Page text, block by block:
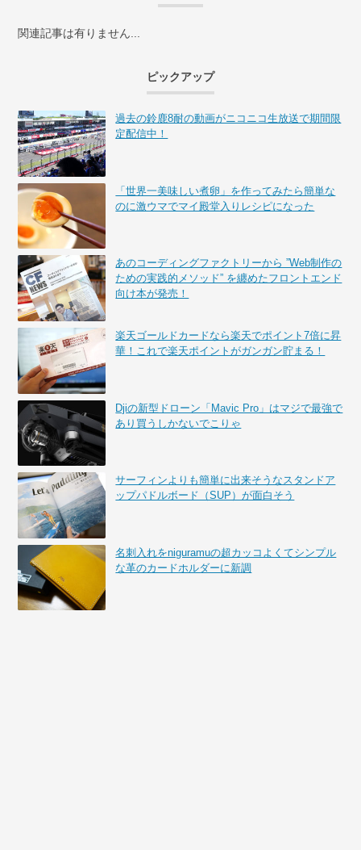
関連記事は有りません...
ピックアップ
過去の鈴鹿8耐の動画がニコニコ生放送で期間限
定配信中！
「世界一美味しい煮卵」を作ってみたら簡単な
のに激ウマでマイ殿堂入りレシピになった
あのコーディングファクトリーから ”Web制作の
ための実践的メソッド” を纏めたフロントエンド
向け本が発売！
楽天ゴールドカードなら楽天でポイント7倍に昇
華！これで楽天ポイントがガンガン貯まる！
Djiの新型ドローン「Mavic Pro」はマジで最強で
あり買うしかないでこりゃ
サーフィンよりも簡単に出来そうなスタンドア
ップパドルボード（SUP）が面白そう
名刺入れをniguramuの超カッコよくてシンプル
な革のカードホルダーに新調